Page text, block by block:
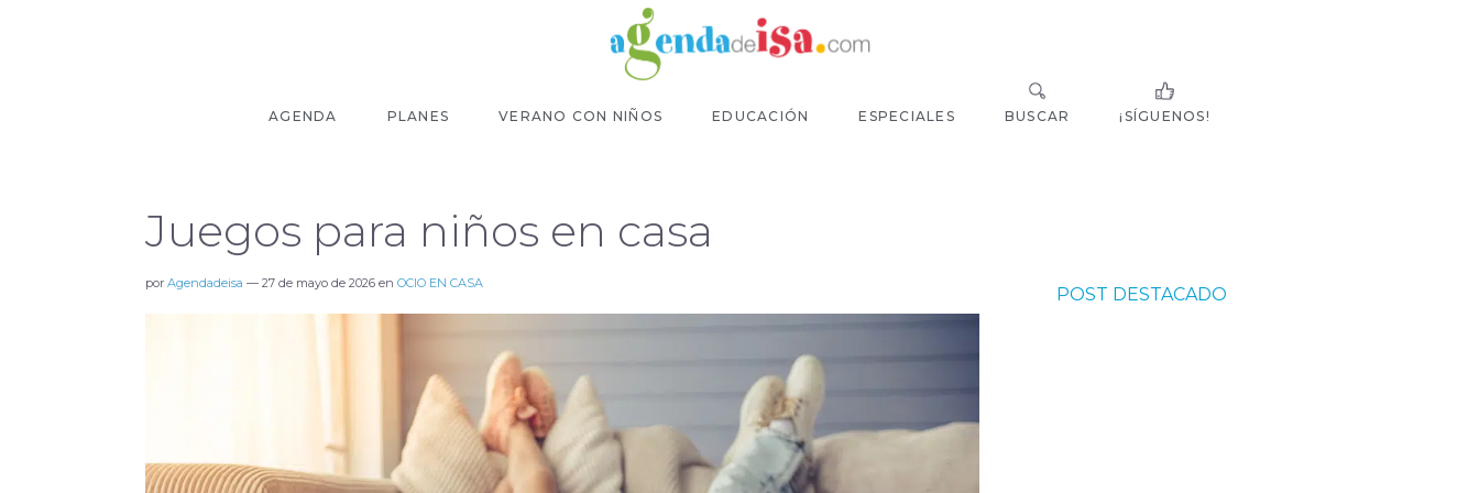
AGENDA PLANES VERANO CON NIÑOS EDUCACIÓN ESPECIALES BUSCAR ¡SÍGUENOS!
Juegos para niños en casa
por Agendadeisa — 27 de mayo de 2026 en OCIO EN CASA
POST DESTACADO